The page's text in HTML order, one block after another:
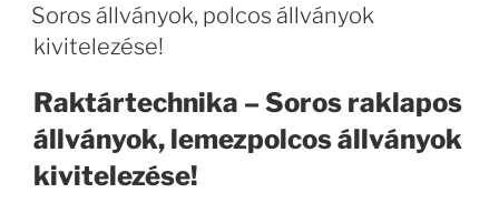
Soros állványok, polcos állványok
kivitelezése!
Raktártechnika – Soros raklapos
állványok, lemezpolcos állványok
kivitelezése!